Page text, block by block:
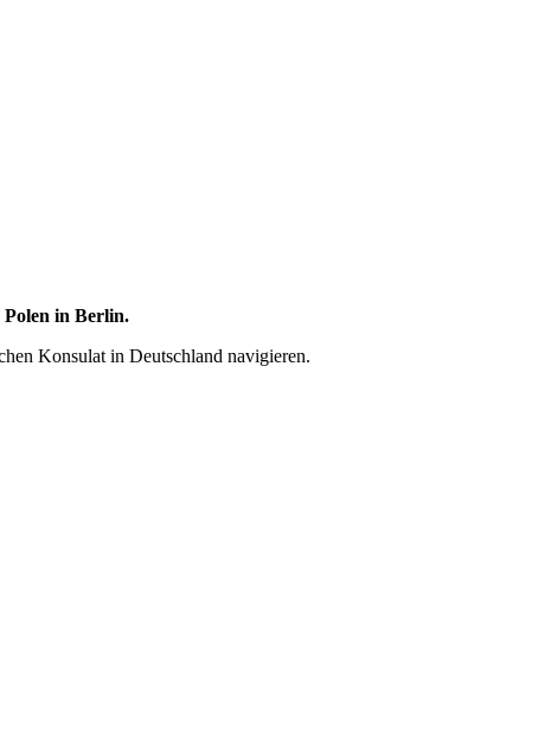
Polen in Berlin.
Konsulat in Deutschland navigieren.